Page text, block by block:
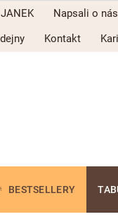
Napsali o nás
Kontakt
BESTSELLERY